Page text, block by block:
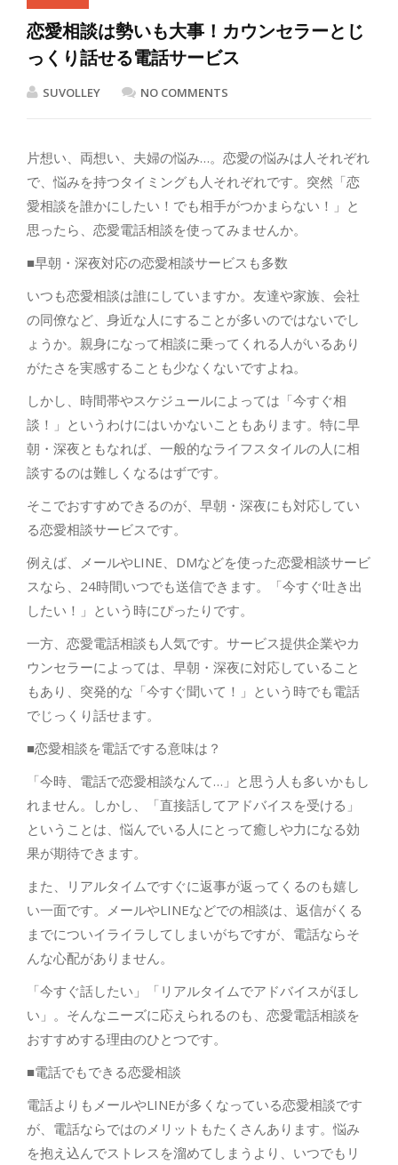
恋愛相談は勢いも大事！カウンセラーとじ
っくり話せる電話サービス
SUVOLLEY NO COMMENTS
片想い、両想い、夫婦の悩み…。恋愛の悩みは人それぞれ
で、悩みを持つタイミングも人それぞれです。突然「恋
愛相談を誰かにしたい！でも相手がつかまらない！」と
思ったら、恋愛電話相談を使ってみませんか。
■早朝・深夜対応の恋愛相談サービスも多数
いつも恋愛相談は誰にしていますか。友達や家族、会社
の同僚など、身近な人にすることが多いのではないでし
ょうか。親身になって相談に乗ってくれる人がいるあり
がたさを実感することも少なくないですよね。
しかし、時間帯やスケジュールによっては「今すぐ相
談！」というわけにはいかないこともあります。特に早
朝・深夜ともなれば、一般的なライフスタイルの人に相
談するのは難しくなるはずです。
そこでおすすめできるのが、早朝・深夜にも対応してい
る恋愛相談サービスです。
例えば、メールやLINE、DMなどを使った恋愛相談サービ
スなら、24時間いつでも送信できます。「今すぐ吐き出
したい！」という時にぴったりです。
一方、恋愛電話相談も人気です。サービス提供企業やカ
ウンセラーによっては、早朝・深夜に対応していること
もあり、突発的な「今すぐ聞いて！」という時でも電話
でじっくり話せます。
■恋愛相談を電話でする意味は？
「今時、電話で恋愛相談なんて…」と思う人も多いかもし
れません。しかし、「直接話してアドバイスを受ける」
ということは、悩んでいる人にとって癒しや力になる効
果が期待できます。
また、リアルタイムですぐに返事が返ってくるのも嬉し
い一面です。メールやLINEなどでの相談は、返信がくる
までについイライラしてしまいがちですが、電話ならそ
んな心配がありません。
「今すぐ話したい」「リアルタイムでアドバイスがほし
い」。そんなニーズに応えられるのも、恋愛電話相談を
おすすめする理由のひとつです。
■電話でもできる恋愛相談
電話よりもメールやLINEが多くなっている恋愛相談です
が、電話ならではのメリットもたくさんあります。悩み
を抱え込んでストレスを溜めてしまうより、いつでもリ